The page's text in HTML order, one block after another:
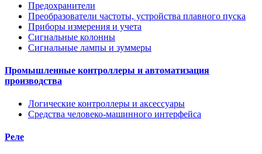
Предохранители
Преобразователи частоты, устройства плавного пуска
Приборы измерения и учета
Сигнальные колонны
Сигнальные лампы и зуммеры
Промышленные контроллеры и автоматизация
производства
Логические контроллеры и аксессуары
Средства человеко-машинного интерфейса
Реле